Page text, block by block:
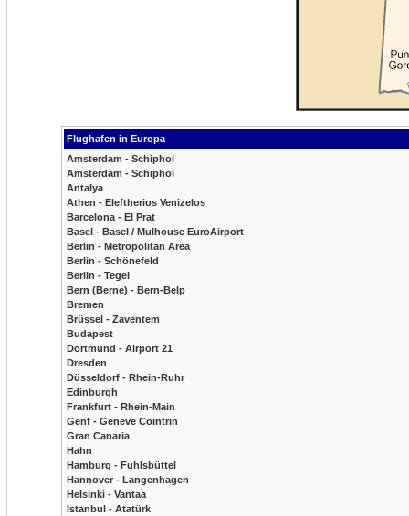
Flughafen in Europa
Amsterdam - Schiphol
Amsterdam - Schiphol
Antalya
Athen - Eleftherios Venizelos
Barcelona - El Prat
Basel - Basel / Mulhouse EuroAirport
Berlin - Metropolitan Area
Berlin - Schönefeld
Berlin - Tegel
Bern (Berne) - Bern-Belp
Bremen
Brüssel - Zaventem
Budapest
Dortmund - Airport 21
Dresden
Düsseldorf - Rhein-Ruhr
Edinburgh
Frankfurt - Rhein-Main
Genf - Geneve Cointrin
Gran Canaria
Hahn
Hamburg - Fuhlsbüttel
Hannover - Langenhagen
Helsinki - Vantaa
Istanbul - Atatürk